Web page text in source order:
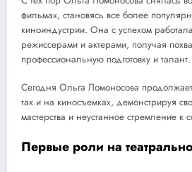
фильмах, становясь все более
киноиндустрии. Она с успехом
режиссерами и актерами, получая
профессиональную подготовку и талант.
Сегодня Ольга Ломоносова продолжает
так и на киносъемках, демонстрируя
мастерства и неустанное стремление к
Первые роли на